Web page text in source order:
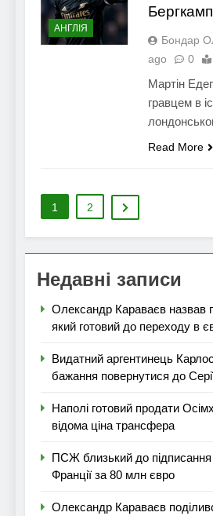
АНГЛІЯ
Бондар
ago
0
Мартін
гравцем в
Read More
1 2
Недавні записи
Олександр Караваєв назвав
який готовий до переходу в
Видатний аргентинець
бажання повернутися до
Наполі готовий продати
відома ціна трансфера
ПСЖ близький до підписання
Франції за 80 млн євро
Олександр Караваєв